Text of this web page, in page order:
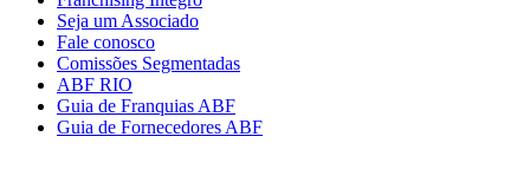
Seja um Associado
Fale conosco
Comissões Segmentadas
ABF RIO
Guia de Franquias ABF
Guia de Fornecedores ABF